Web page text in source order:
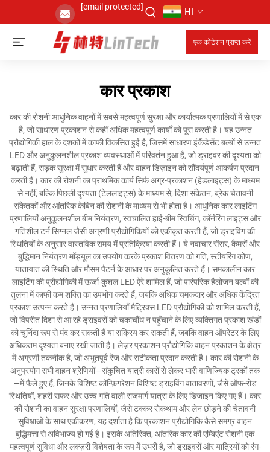
[email protected] HI
एक कोटेशन प्राप्त करें
कार प्रकाश
कार की रोशनी आधुनिक वाहनों में सबसे महत्वपूर्ण सुरक्षा और कार्यात्मक प्रणालियों में से एक
है, जो साधारण प्रकाशन से कहीं अधिक महत्वपूर्ण कार्यों को पूरा करती है। यह उन्नत
प्रौद्योगिकी हाल के दशकों में काफी विकसित हुई है, जिसमें साधारण इंकैंडेसेंट बल्बों से उन्नत
LED और अनुकूलनशील प्रकाश व्यवस्थाओं में परिवर्तन हुआ है, जो ड्राइवर की दृश्यता को
बढ़ाती हैं, सड़क सुरक्षा में सुधार करती हैं और वाहन डिज़ाइन को सौंदर्यपूर्ण आकर्षण प्रदान
करती हैं। कार की रोशनी का प्राथमिक कार्य सिर्फ अग्र-प्रकाशन (हेडलाइट्स) के माध्यम
से नहीं, बल्कि पिछली दृश्यता (टेललाइट्स) के माध्यम से, दिशा संकेतन, ब्रेक चेतावनी
संकेतकों और आंतरिक केबिन की रोशनी के माध्यम से भी होता है। आधुनिक कार लाइटिंग
प्रणालियाँ अनुकूलनशील बीम नियंत्रण, स्वचालित हाई-बीम स्विचिंग, कॉर्नरिंग लाइट्स और
गतिशील टर्न सिग्नल जैसी अग्रणी प्रौद्योगिकियों को एकीकृत करती हैं, जो ड्राइविंग की
स्थितियों के अनुसार वास्तविक समय में प्रतिक्रिया करती हैं। ये नवाचार सेंसर, कैमरों और
बुद्धिमान नियंत्रण मॉड्यूल का उपयोग करके प्रकाश वितरण को गति, स्टीयरिंग कोण,
यातायात की स्थिति और मौसम पैटर्न के आधार पर अनुकूलित करते हैं। समकालीन कार
लाइटिंग की प्रौद्योगिकी में ऊर्जा-कुशल LED ऐरे शामिल हैं, जो पारंपरिक हैलोजन बल्बों की
तुलना में काफी कम शक्ति का उपभोग करते हैं, जबकि अधिक चमकदार और अधिक केंद्रित
प्रकाश उत्पन्न करते हैं। उन्नत प्रणालियाँ मैट्रिक्स LED प्रौद्योगिकी को शामिल करती हैं,
जो विपरीत दिशा से आ रहे ड्राइवरों को चकाचौंध न पहुँचाने के लिए व्यक्तिगत प्रकाश खंडों
को चुनिंदा रूप से मंद कर सकती हैं या सक्रिय कर सकती हैं, जबकि वाहन ऑपरेटर के लिए
अधिकतम दृश्यता बनाए रखी जाती है। लेज़र प्रकाशन प्रौद्योगिकि वाहन प्रकाशन के क्षेत्र
में अग्रणी तकनीक है, जो अभूतपूर्व रेंज और सटीकता प्रदान करती है। कार की रोशनी के
अनुप्रयोग सभी वाहन श्रेणियों—संकुचित यात्री कारों से लेकर भारी वाणिज्यिक ट्रकों तक
—में फैले हुए हैं, जिनके विशिष्ट कॉन्फ़िगरेशन विशिष्ट ड्राइविंग वातावरणों, जैसे ऑफ-रोड
स्थितियों, शहरी सफर और उच्च गति वाली राजमार्ग यात्रा के लिए डिज़ाइन किए गए हैं। कार
की रोशनी का वाहन सुरक्षा प्रणालियों, जैसे टक्कर रोकथाम और लेन छोड़ने की चेतावनी
सुविधाओं के साथ एकीकरण, यह दर्शाता है कि प्रकाशन प्रौद्योगिकि कैसे समग्र वाहन
बुद्धिमत्ता से अविभाज्य हो गई है। इसके अतिरिक्त, आंतरिक कार की एम्बिएंट रोशनी एक
महत्वपूर्ण सुविधा और लक्ज़री विशेषता के रूप में उभरी है, जो ड्राइवरों और यात्रियों को रंग-